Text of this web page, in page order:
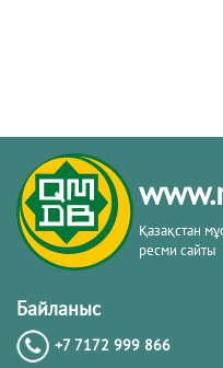
Қазақстан
ресми сайты
Байланыс
+7 7172 999 866